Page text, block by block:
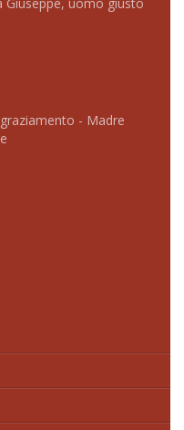
- Madre